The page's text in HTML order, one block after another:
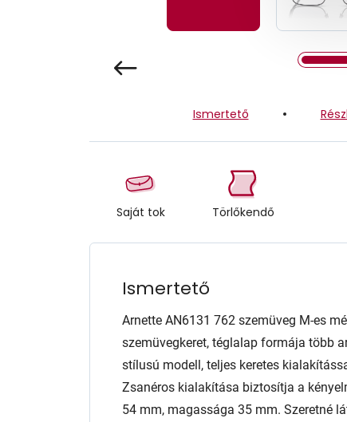
Ismertető
Saját tok Törlőkendő
Ismertető
Arnette AN6131 762 szemüveg M-es
szemüvegkeret, téglalap formája több
stílusú modell, teljes keretes
Zsanéros kialakítása biztosítja a
54 mm, magassága 35 mm. Szeretné